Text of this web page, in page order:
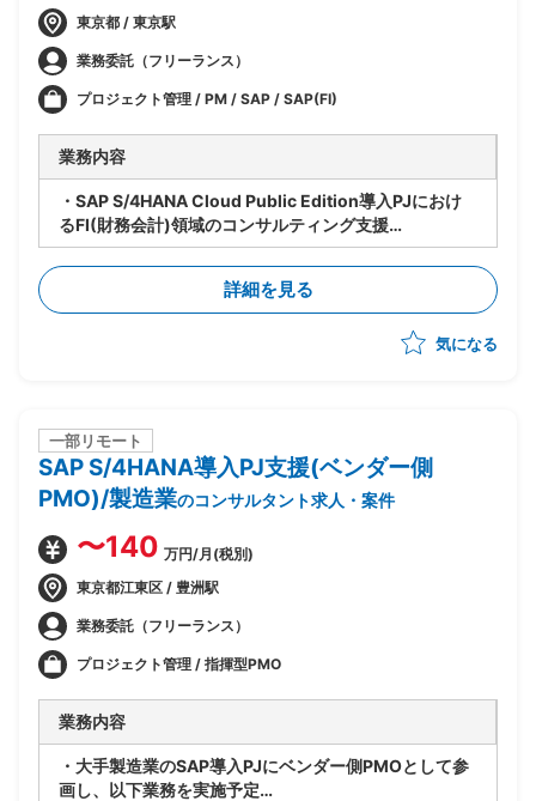
東京都 / 東京駅
業務委託（フリーランス）
プロジェクト管理 / PM / SAP / SAP(FI)
業務内容
・SAP S/4HANA Cloud Public Edition導入PJにおけ
るFI(財務会計)領域のコンサルティング支援
・ベンダー側、SAPコンサルタントポジション
・財務会計管理および決算処理に関するコンサルティン
・固定資産管理、建設仮勘定領域の要件定義、設計支援
・SD、MM、FICOモジュール間の連携要件整理、調整
詳細を見る
気になる
一部リモート
SAP S/4HANA導入PJ支援(ベンダー側
PMO)/製造業のコンサルタント求人・案件
〜140 万円/月(税別)
東京都江東区 / 豊洲駅
業務委託（フリーランス）
プロジェクト管理 / 指揮型PMO
業務内容
・大手製造業のSAP導入PJにベンダー側PMOとして参
画し、以下業務を実施予定